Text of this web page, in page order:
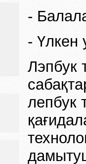
-
- Үлкен
Лэпбук
лепбук